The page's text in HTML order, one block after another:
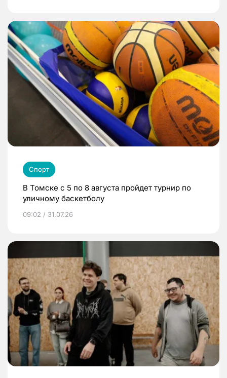
Спорт
В Томске с 5 по 8 августа пройдет турнир по
уличному баскетболу
09:02 / 31.07.26